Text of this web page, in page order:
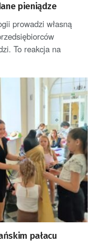
pieniądze
prowadzi własną
To reakcja na
pałacu